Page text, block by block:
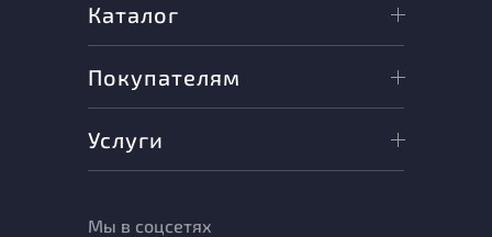
Каталог
Покупателям
Услуги
Мы в соцсетях